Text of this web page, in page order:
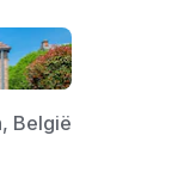
België